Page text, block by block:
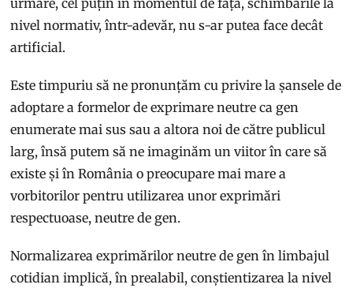
urmare, cel puțin în momentul de față, schimbările la
nivel normativ, într-adevăr, nu s-ar putea face decât
artificial.
Este timpuriu să ne pronunțăm cu privire la șansele de
adoptare a formelor de exprimare neutre ca gen
enumerate mai sus sau a altora noi de către publicul
larg, însă putem să ne imaginăm un viitor în care să
existe și în România o preocupare mai mare a
vorbitorilor pentru utilizarea unor exprimări
respectuoase, neutre de gen.
Normalizarea exprimărilor neutre de gen în limbajul
cotidian implică, în prealabil, conștientizarea la nivel